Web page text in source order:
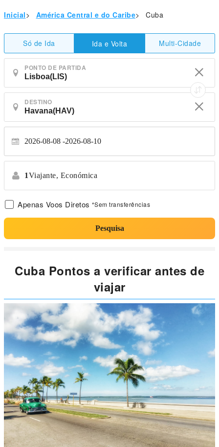
Inicial> América Central e do Caribe> Cuba
Só de Ida Ida e Volta Multi-Cidade
PONTO DE PARTIDA
DESTINO
2026-08-08 2026-08-10
1Viajante, Económica
Apenas Voos Diretos *Sem transferências
Pesquisa
Cuba Pontos a verificar antes de
viajar